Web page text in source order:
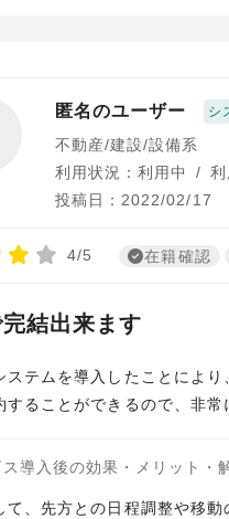
匿名のユーザー シ
不動産/建設/設備系
利用状況：利用中
/
投稿日：2022/02/17
4/5 在籍確認
結出来ます
ステムを導入したことによ
することができるので、非常
導入後の効果・メリット・
て、先方との日程調整や移